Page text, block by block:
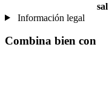
sal
Información legal
Combina bien con